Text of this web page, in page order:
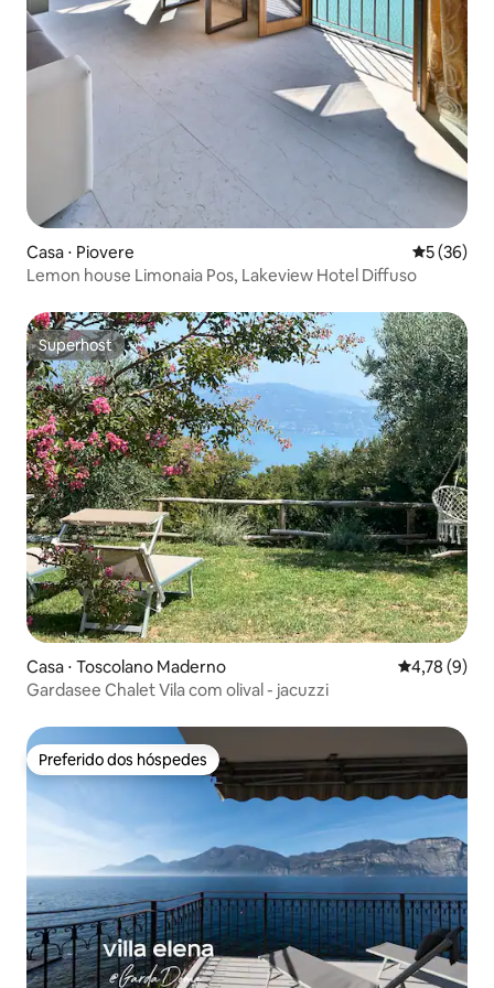
Casa ⋅ Piovere 5 de uma
5 (36)
Lemon house Limonaia Pos, Lakeview Hotel Diffuso
Superhost
Superhost
Casa ⋅ Toscolano Maderno 4,78 de
4,78 (9)
Gardasee Chalet Vila com olival - jacuzzi
Preferido dos hóspedes
Preferido dos hóspedes